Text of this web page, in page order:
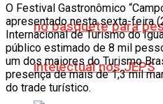
no basquete para
intelectual nos JEPS
O Festival Gastronômico
apresentado nesta sexta-feira
Internacional de Turismo do
público estimado de 8 mil
um dos maiores do Turismo
presença de mais de 1,3 mil
do trade turístico.